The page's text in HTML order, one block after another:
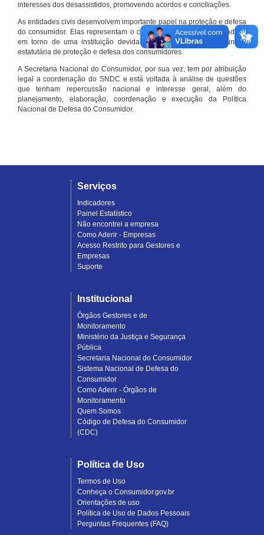
interesses dos desassistidos, promovendo acordos e conciliações.
As entidades civis desenvolvem importante papel na proteção e defesa
do consumidor. Elas representam o conjunto organizado de cidadãos
em torno de uma instituição devidamente registrada e com função
estatutária de proteção e defesa dos consumidores.
A Secretaria Nacional do Consumidor, por sua vez, tem por atribuição
legal a coordenação do SNDC e está voltada à análise de questões
que tenham repercussão nacional e interesse geral, além do
planejamento, elaboração, coordenação e execução da Política
Nacional de Defesa do Consumidor.
Serviços
Indicadores
Painel Estatístico
Não encontrei a empresa
Como Aderir - Empresas
Acesso Restrito para Gestores e
Empresas
Suporte
Institucional
Órgãos Gestores e de
Monitoramento
Ministério da Justiça e Segurança
Pública
Secretaria Nacional do Consumidor
Sistema Nacional de Defesa do
Consumidor
Como Aderir - Órgãos de
Monitoramento
Quem Somos
Código de Defesa do Consumidor
(CDC)
Política de Uso
Termos de Uso
Conheça o Consumidor.gov.br
Orientações de uso
Política de Uso de Dados Pessoais
Perguntas Frequentes (FAQ)